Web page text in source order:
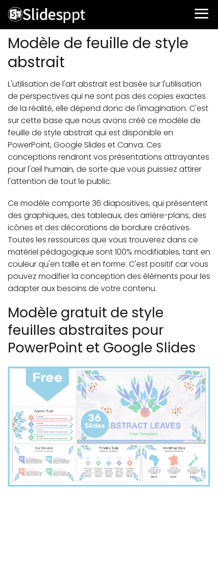
Modèle de feuille de style
abstrait
L'utilisation de l'art abstrait est basée sur l'utilisation
de perspectives qui ne sont pas des copies exactes
de la réalité, elle dépend donc de l'imagination. C'est
sur cette base que nous avons créé ce modèle de
feuille de style abstrait qui est disponible en
PowerPoint, Google Slides et Canva. Ces
conceptions rendront vos présentations attrayantes
pour l'œil humain, de sorte que vous puissiez attirer
l'attention de tout le public.
Ce modèle comporte 36 diapositives, qui présentent
des graphiques, des tableaux, des arrière-plans, des
icônes et des décorations de bordure créatives.
Toutes les ressources que vous trouverez dans ce
matériel pédagogique sont 100% modifiables, tant en
couleur qu'en taille et en forme. C'est positif car vous
pouvez modifier la conception des éléments pour les
adapter aux besoins de votre contenu.
Modèle gratuit de style
feuilles abstraites pour
PowerPoint et Google Slides